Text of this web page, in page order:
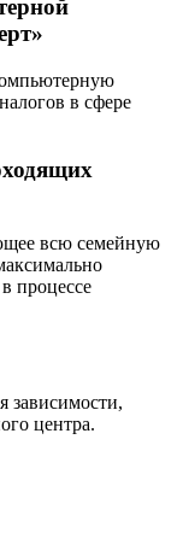
в сфере
всю семейную
процессе
зависимости,
центра.